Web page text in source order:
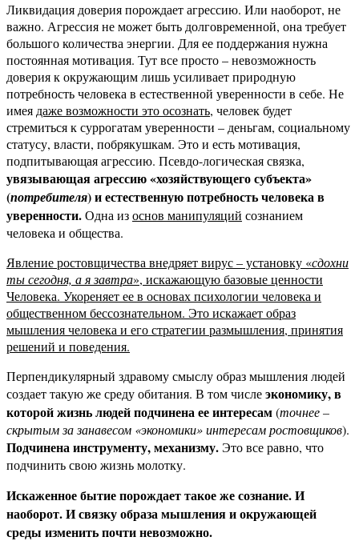
Ликвидация доверия порождает агрессию. Или наоборот, не
важно. Агрессия не может быть долговременной, она требует
большого количества энергии. Для ее поддержания нужна
постоянная мотивация. Тут все просто – невозможность
доверия к окружающим лишь усиливает природную
потребность человека в естественной уверенности в себе. Не
имеядаже возможности это осознать, человек будет
стремиться к суррогатам уверенности – деньгам, социальному
статусу, власти, побрякушкам. Это и есть мотивация,
подпитывающая агрессию. Псевдо-логическая связка,
увязывающая агрессию «хозяйствующего субъекта»
(потребителя) и естественную потребность человека в
уверенности.Одна изоснов манипуляций сознанием
человека и общества.
Явление ростовщичества внедряет вирус – установку «сдохни
ты сегодня, а я завтра», искажающую базовые ценности
Человека. Укореняет ее в основах психологии человека и
общественном бессознательном. Это искажает образ
мышления человека и его стратегии размышления, принятия
решений и поведения.
Перпендикулярный здравому смыслу образ мышления людей
создает такую же среду обитания. В том числеэкономику, в
которой жизнь людей подчинена ее интересам(точнее –
скрытым за занавесом «экономики» интересам ростовщиков).
Подчинена инструменту, механизму.Это все равно, что
подчинить свою жизнь молотку.
Искаженное бытие порождает такое же сознание. И
наоборот. И связку образа мышления и окружающей
среды изменить почти невозможно.